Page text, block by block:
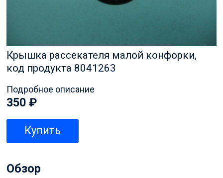
Крышка рассекателя малой конфорки,
код продукта 8041263
Подробное описание
350 ₽
Купить
Обзор